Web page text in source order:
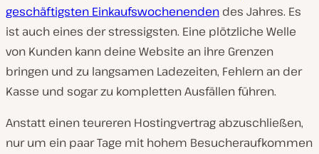
geschäftigsten Einkaufswochenenden des Jahres. Es
ist auch eines der stressigsten. Eine plötzliche Welle
von Kunden kann deine Website an ihre Grenzen
bringen und zu langsamen Ladezeiten, Fehlern an der
Kasse und sogar zu kompletten Ausfällen führen.
Anstatt einen teureren Hostingvertrag abzuschließen,
nur um ein paar Tage mit hohem Besucheraufkommen